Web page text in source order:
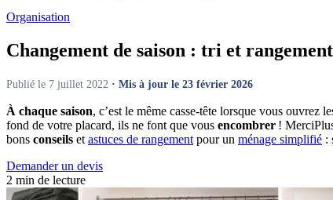
Organisation
Changement de saison : tri et
Publié le 7 juillet 2022 · Mis à jour le 23 février 2026
À chaque saison, c’est le même casse-tête lorsque vous ouvrez
fond de votre placard, ils ne font que vous encombrer !
bons conseils et astuces de rangement pour un ménage simplifié :
Demander un devis
2 min de lecture